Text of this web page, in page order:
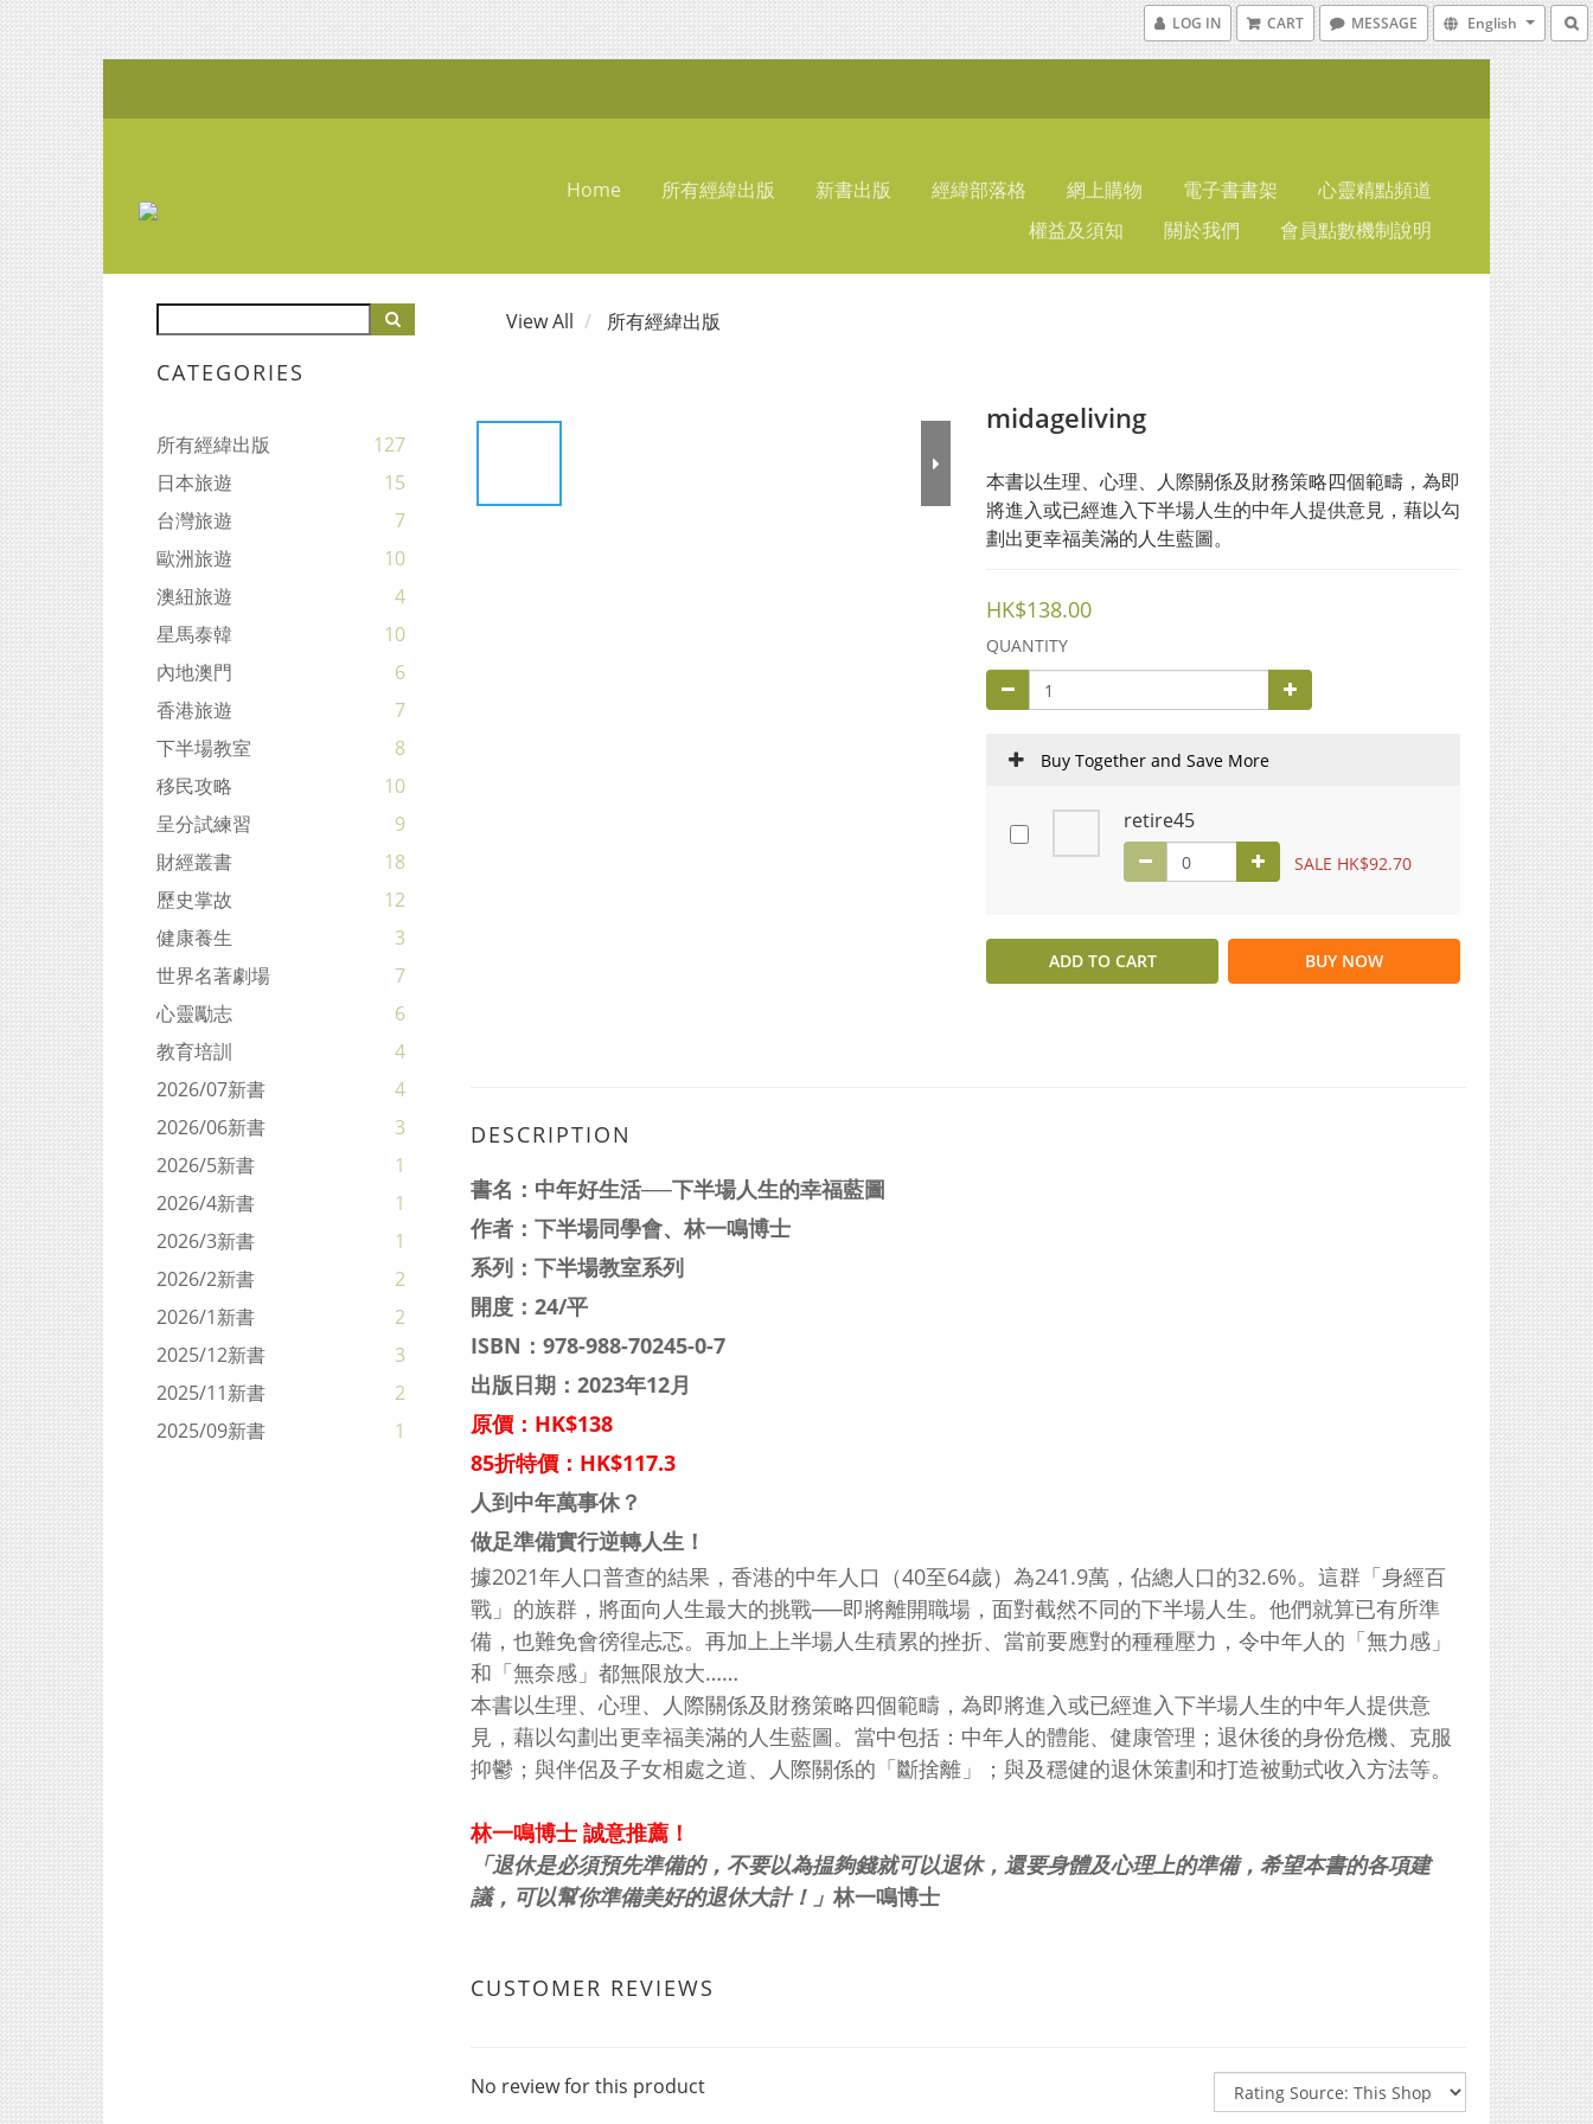
LOG IN CART MESSAGE English
Home 所有經緯出版 新書出版 經緯部落格 網上購物 電子書書架
心靈精點頻道
權益及須知
關於我們 會員點數機制說明
CATEGORIES
所有經緯出版
127
日本旅遊
15
台灣旅遊
7
歐洲旅遊
10
澳紐旅遊
4
星馬泰韓
10
內地澳門
6
香港旅遊
7
下半場教室
8
移民攻略
10
呈分試練習
9
財經叢書
18
歷史掌故
12
健康養生
3
世界名著劇場
7
心靈勵志
6
教育培訓
4
2026/07新書
4
2026/06新書
3
2026/5新書
1
2026/4新書
1
2026/3新書
1
2026/2新書
2
2026/1新書
2
2025/12新書
3
2025/11新書
2
2025/09新書
1
View All 所有經緯出版
midageliving
本書以生理、心理、人際關係及財務策略四個範疇，為即
將進入或已經進入下半場人生的中年人提供意見，藉以勾
劃出更幸福美滿的人生藍圖。
HK$138.00
QUANTITY
Buy Together and Save More
retire45
SALE HK$92.70
ADD TO CART BUY NOW
DESCRIPTION
書名： 中年好生活──下半場人生的幸福藍圖
作者： 下半場同學會、林一鳴博士
系列： 下半場教室系列
開度：24/平
ISBN： 978-988-70245-0-7
出版日期：2023年12月
原價：HK$138
85折特價：HK$117.3
人到中年萬事休？
做足準備實行逆轉人生！
據2021年人口普查的結果，香港的中年人口（40至64歲）為241.9萬，佔總人口的32.6%。這群「身經百
戰」的族群，將面向人生最大的挑戰──即將離開職場，面對截然不同的下半場人生。他們就算已有所準
備，也難免會徬徨忐忑。再加上上半場人生積累的挫折、當前要應對的種種壓力，令中年人的「無力感」
和「無奈感」都無限放大……
本書以生理、心理、人際關係及財務策略四個範疇，為即將進入或已經進入下半場人生的中年人提供意
見，藉以勾劃出更幸福美滿的人生藍圖。當中包括：中年人的體能、健康管理；退休後的身份危機、克服
抑鬱；與伴侶及子女相處之道、人際關係的「斷捨離」；與及穩健的退休策劃和打造被動式收入方法等。
林一鳴博士 誠意推薦！
「退休是必須預先準備的，不要以為揾夠錢就可以退休，還要身體及心理上的準備，希望本書的各項建
議，可以幫你準備美好的退休大計！」 林一鳴博士
CUSTOMER REVIEWS
No review for this product